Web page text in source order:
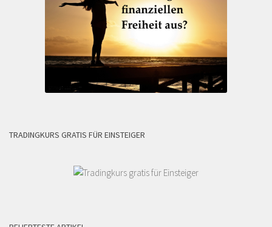
TRADINGKURS GRATIS FÜR EINSTEIGER